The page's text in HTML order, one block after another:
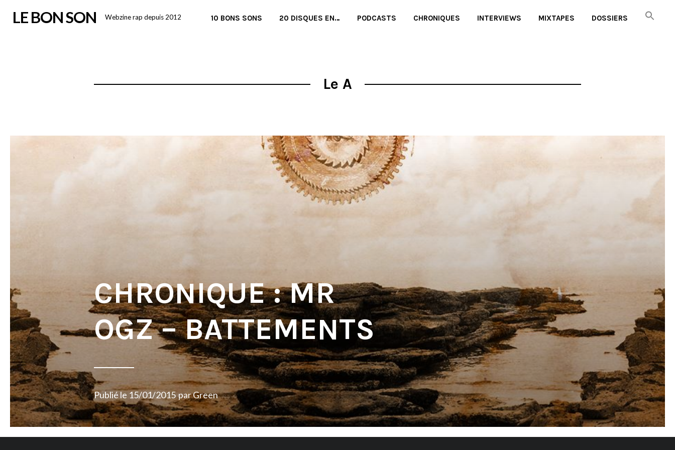
LE BON SON Webzine rap depuis 2012 10 BONS SONS 20 DISQUES EN… PODCASTS CHRONIQUES INTERVIEWS MIXTAPES DOSSIERS
Le A
CHRONIQUE : MR
OGZ – BATTEMENTS
Publié le 15/01/2015 parGreen